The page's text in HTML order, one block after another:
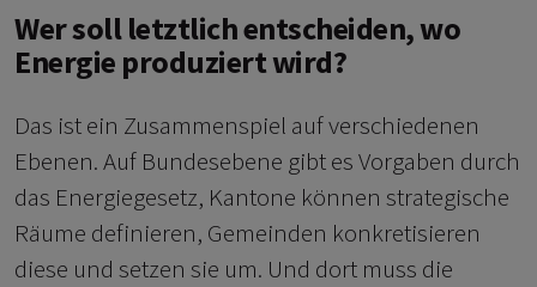
Wer soll letztlich entscheiden, wo
Energie ­produziert wird?
Das ist ein Zusammenspiel auf verschiedenen
Ebenen. Auf Bundesebene gibt es Vorgaben durch
das Energiegesetz, Kantone können strategische
Räume definieren, Gemeinden konkretisieren
diese und setzen sie um. Und dort muss die